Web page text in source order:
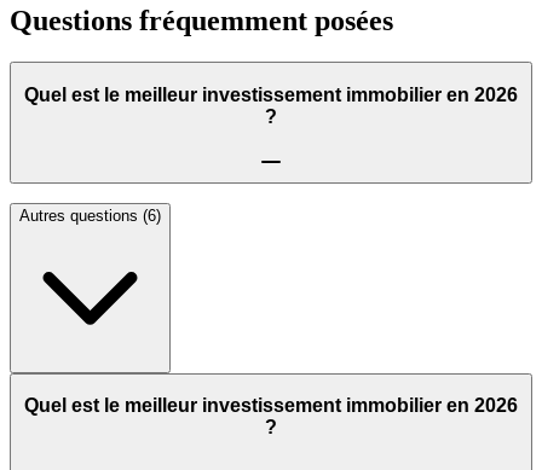
Questions fréquemment posées
Quel est le meilleur investissement immobilier en 2026
?
Autres questions (6)
Quel est le meilleur investissement immobilier en 2026
?